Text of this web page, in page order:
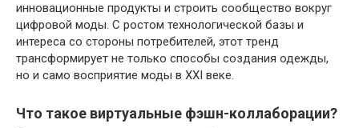
инновационные продукты и строить сообщество вокруг
цифровой моды. С ростом технологической базы и
интереса со стороны потребителей, этот тренд
трансформирует не только способы создания одежды,
но и само восприятие моды в XXI веке.
Что такое виртуальные фэшн-коллаборации?